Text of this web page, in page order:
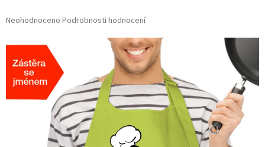
Průměrné
produktu
0,0
hvězdiček.
Neohodnoceno Podrobnosti hodnocení